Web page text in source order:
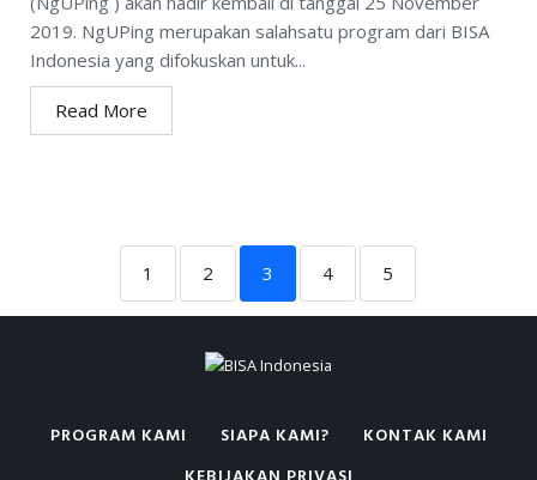
2019. NgUPing merupakan salahsatu program dari BISA
Indonesia yang difokuskan untuk...
Read More
1 2 3 4 5
PROGRAM KAMI SIAPA KAMI?
KONTAK KAMI